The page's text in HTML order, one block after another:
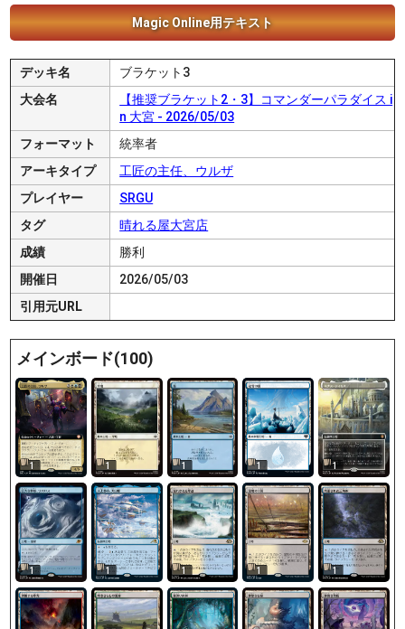
Magic Online用テキスト
デッキ名
ブラケット3
大会名
【推奨ブラケット2・3】コマンダーパラダイス i
n 大宮 - 2026/05/03
フォーマット
統率者
アーキタイプ
工匠の主任、ウルザ
プレイヤー
SRGU
タグ
晴れる屋大宮店
成績
勝利
開催日
2026/05/03
引用元URL
メインボード(100)
1 1 1 1 1
1 1 1 1 1